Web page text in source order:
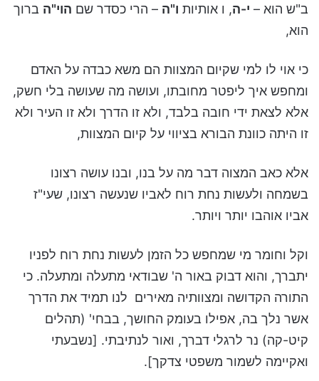
ב"ש הוא – י-ה, ו אותיות ו"ה – הרי כסדר שם הוי"ה ברוך
הוא,
כי אוי לו למי שקיום המצוות הם משא כבדה על האדם
ומחפש איך ליפטר מחובתו, ועושה מה שעושה בלי חשק,
אלא לצאת ידי חובה בלבד, ולא זו הדרך ולא זו העיר ולא
זו היתה כוונת הבורא בציווי על קיום המצוות,
אלא כאב המצוה דבר מה על בנו, ובנו עושה רצונו
בשמחה ולעשות נחת רוח לאביו שנעשה רצונו, שעי"ז
אביו אוהבו יותר ויותר.
וקל וחומר מי שמחפש כל הזמן לעשות נחת רוח לפניו
יתברך, והוא דבוק באור ה' שבודאי מתעלה ומתעלה. כי
התורה הקדושה ומצוותיה מאירים לנו תמיד את הדרך
אשר נלך בה, אפילו בעומק החושך, בבחי' (תהלים
קיט-קה) נר לרגלי דברך, ואור לנתיבתי. [נשבעתי
ואקיימה לשמור משפטי צדקך].